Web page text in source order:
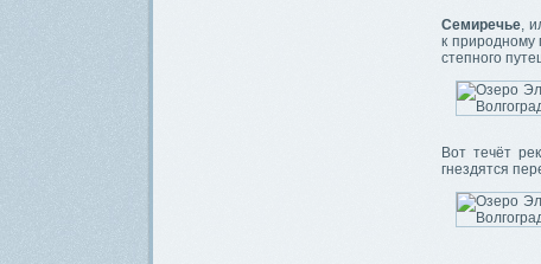
Семиречье,
к природному
степного
Вот течёт
гнездятся